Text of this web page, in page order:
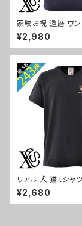
家紋お祝 還暦 ワン
繍 オリジナル 半袖
レディース 無地 ロ
ゴルフ 吸汗速乾 黒
に 五瓜 桔梗 巴
木瓜 蔦 桐 織田信
ori-aw-poh2-
¥2,980
リアル 犬 猫 tシャ
ゼント 5.6oz オリ
Tシャツ メンズ ワン
ゴ おしゃれ カット
¥2,680